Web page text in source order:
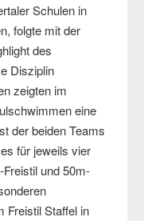
Schulen in
folgte mit der
des
Disziplin
zeigten im
eine
der beiden Teams
für jeweils vier
und 50m-
Freistil Staffel in